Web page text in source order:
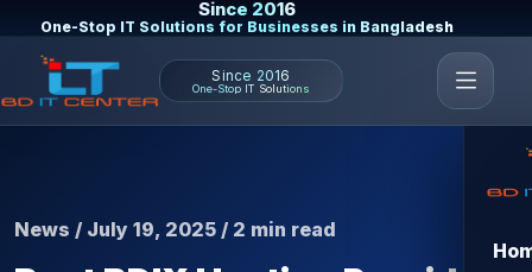
Since 2016
One-Stop IT Solutions for Businesses in Bangladesh
Since 2016
One-Stop IT Solutions
News / July 19, 2025 / 2 min read